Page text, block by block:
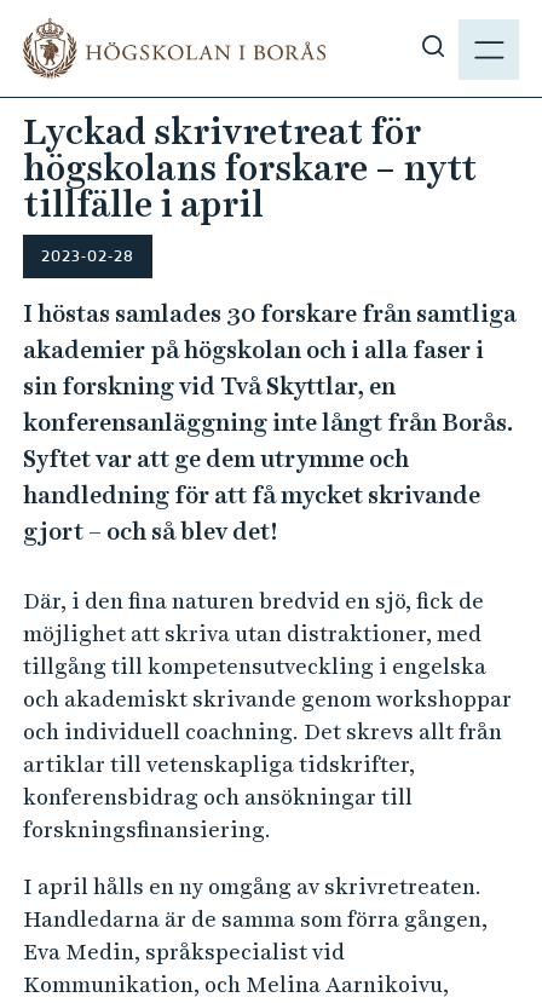
d
N
i
s
a
å
h
.
s
e
Lyckad skrivretreat för
högskolans forskare – nytt
tillfälle i april
2023-02-28
I höstas samlades 30 forskare från samtliga
akademier på högskolan och i alla faser i
sin forskning vid Två Skyttlar, en
konferensanläggning inte långt från Borås.
Syftet var att ge dem utrymme och
handledning för att få mycket skrivande
gjort – och så blev det!
Där, i den fina naturen bredvid en sjö, fick de
möjlighet att skriva utan distraktioner, med
tillgång till kompetensutveckling i engelska
och akademiskt skrivande genom workshoppar
och individuell coachning. Det skrevs allt från
artiklar till vetenskapliga tidskrifter,
konferensbidrag och ansökningar till
forskningsfinansiering.
I april hålls en ny omgång av skrivretreaten.
Handledarna är de samma som förra gången,
Eva Medin, språkspecialist vid
Kommunikation, och Melina Aarnikoivu,